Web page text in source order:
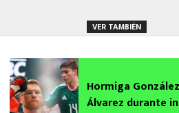
VER TAMBIÉN
Hormiga
Álvarez durante